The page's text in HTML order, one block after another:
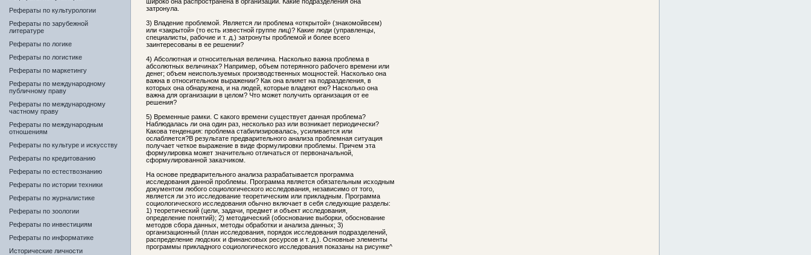
Рефераты по культурологии
Рефераты по зарубежной
литературе
Рефераты по логике
Рефераты по логистике
Рефераты по маркетингу
Рефераты по международному
публичному праву
Рефераты по международному
частному праву
Рефераты по международным
отношениям
Рефераты по культуре и искусству
Рефераты по кредитованию
Рефераты по естествознанию
Рефераты по истории техники
Рефераты по журналистике
Рефераты по зоологии
Рефераты по инвестициям
Рефераты по информатике
Исторические личности
затронула.
3) Владение проблемой. Является ли проблема «открытой» (знакомойвсем)
или «закрытой» (то есть известной группе лиц)? Какие люди (управленцы,
специалисты, рабочие и т. д.) затронуты проблемой и более всего
заинтересованы в ее решении?
4) Абсолютная и относительная величина. Насколько важна проблема в
абсолютных величинах? Например, объем потерянного рабочего времени или
денег; объем неиспользуемых производственных мощностей. Насколько она
важна в относительном выражении? Как она влияет на подразделения, в
которых она обнаружена, и на людей, которые владеют ею? Насколько она
важна для организации в целом? Что может получить организация от ее
решения?
5) Временные рамки. С какого времени существует данная проблема?
Наблюдалась ли она один раз, несколько раз или возникает периодически?
Какова тенденция: проблема стабилизировалась, усиливается или
ослабляется?В результате предварительного анализа проблемная ситуация
получает четкое выражение в виде формулировки проблемы. Причем эта
формулировка может значительно отличаться от первоначальной,
сформулированной заказчиком.
На основе предварительного анализа разрабатывается программа
исследования данной проблемы. Программа является обязательным исходным
документом любого социологического исследования, независимо от того,
является ли это исследование теоретическим или прикладным. Программа
социологического исследования обычно включает в себя следующие разделы:
1) теоретический (цели, задачи, предмет и объект исследования,
определение понятий); 2) методический (обоснование выборки, обоснование
методов сбора данных, методы обработки и анализа данных; 3)
организационный (план исследования, порядок исследования подразделений,
распределение людских и финансовых ресурсов и т. д.). Основные элементы
программы прикладного социологического исследования показаны на рисунке^